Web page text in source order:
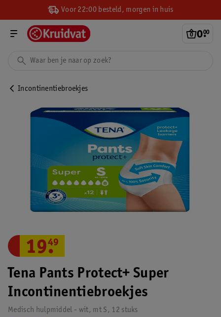
Voor 22:00 besteld, morgen in huis
0.
00
Incontinentiebroekjes
Tena Pants Protect+ Super
Incontinentiebroekjes
Medisch hulpmiddel - wit, mt S, 12 stuks
19.
49